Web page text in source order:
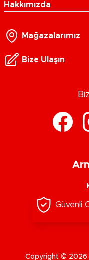
Hakkımızda
Mağazalarımız
Bize Ulaşın
Güvenli
Copyright © 2026